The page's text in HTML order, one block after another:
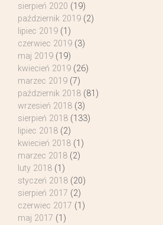
sierpień 2020 (19)
październik 2019 (2)
lipiec 2019 (1)
czerwiec 2019 (3)
maj 2019 (19)
kwiecień 2019 (26)
marzec 2019 (7)
październik 2018 (81)
wrzesień 2018 (3)
sierpień 2018 (133)
lipiec 2018 (2)
kwiecień 2018 (1)
marzec 2018 (2)
luty 2018 (1)
styczeń 2018 (20)
sierpień 2017 (2)
czerwiec 2017 (1)
maj 2017 (1)